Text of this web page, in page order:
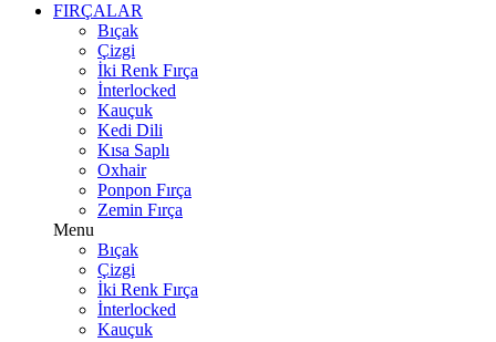
FIRÇALAR
Bıçak
Çizgi
İki Renk Fırça
İnterlocked
Kauçuk
Kedi Dili
Kısa Saplı
Oxhair
Ponpon Fırça
Zemin Fırça
Menu
Bıçak
Çizgi
İki Renk Fırça
İnterlocked
Kauçuk